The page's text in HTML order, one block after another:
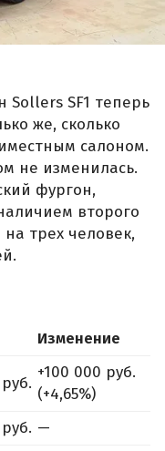
Sollers SF1 теперь
же, сколько
салоном.
не изменилась.
фургон,
второго
трех человек,
Изменение
+100 000 руб.
(+4,65%)
—